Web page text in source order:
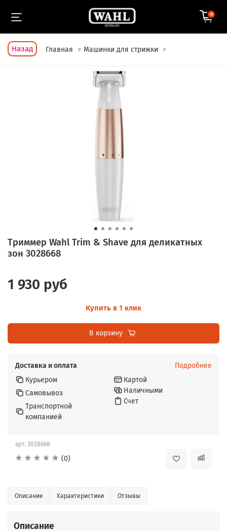
0
Назад Главная Машинки для стрижки
арт. 3028668
(0)
Триммер Wahl Trim & Shave для деликатных
зон 3028668
1 930 руб
Купить в 1 клик
В корзину
Доставка и оплата
Подробнее
Курьером
Самовывоз
Транспортной
компанией
Картой
Наличными
Счет
Описание Характеристики Отзывы
Описание